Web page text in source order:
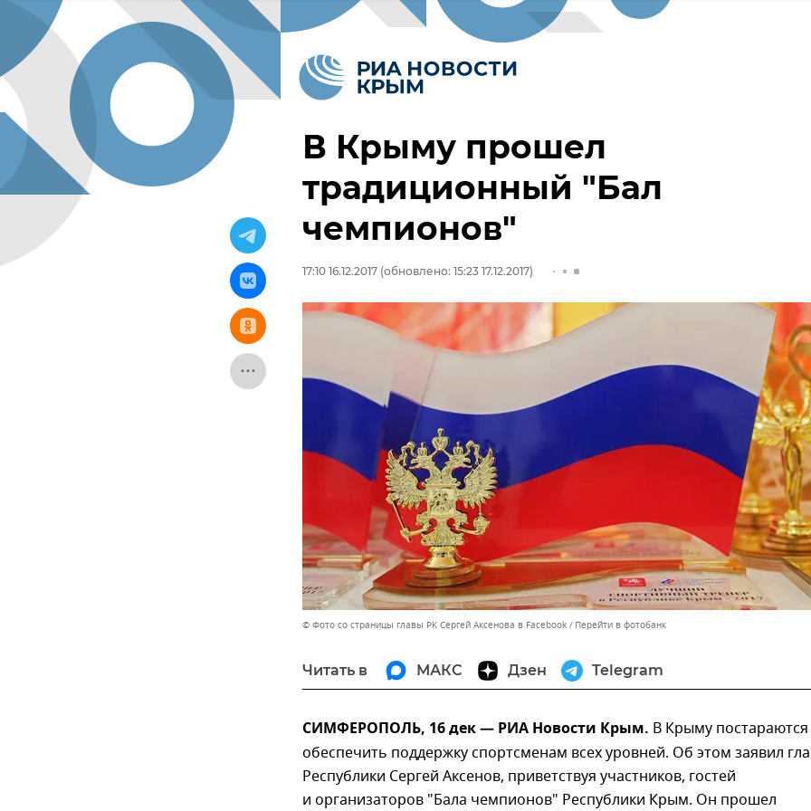
В Крыму прошел
традиционный "Бал
чемпионов"
17:10 16.12.2017 (обновлено: 15:23 17.12.2017)
© Фото со страницы главы РК Сергей Аксенова в Facebook Перейти в фотобанк
Читать в МАКС Дзен Telegram
СИМФЕРОПОЛЬ, 16 дек — РИА Новости Крым. В Крыму постараются
обеспечить поддержку спортсменам всех уровней. Об этом заявил
Республики Сергей Аксенов, приветствуя участников, гостей
и организаторов "Бала чемпионов" Республики Крым. Он прошел